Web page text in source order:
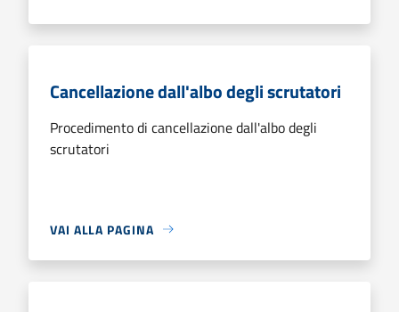
Cancellazione dall'albo degli scrutatori
Procedimento di cancellazione dall'albo degli
scrutatori
VAI ALLA PAGINA